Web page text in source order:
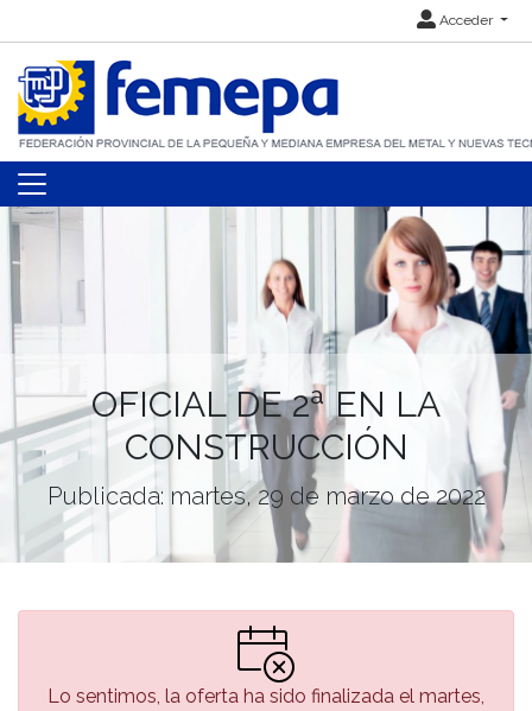
Acceder
OFICIAL DE 2ª EN LA
CONSTRUCCIÓN
Publicada: martes, 29 de marzo de 2022
Lo sentimos, la oferta ha sido finalizada el martes,